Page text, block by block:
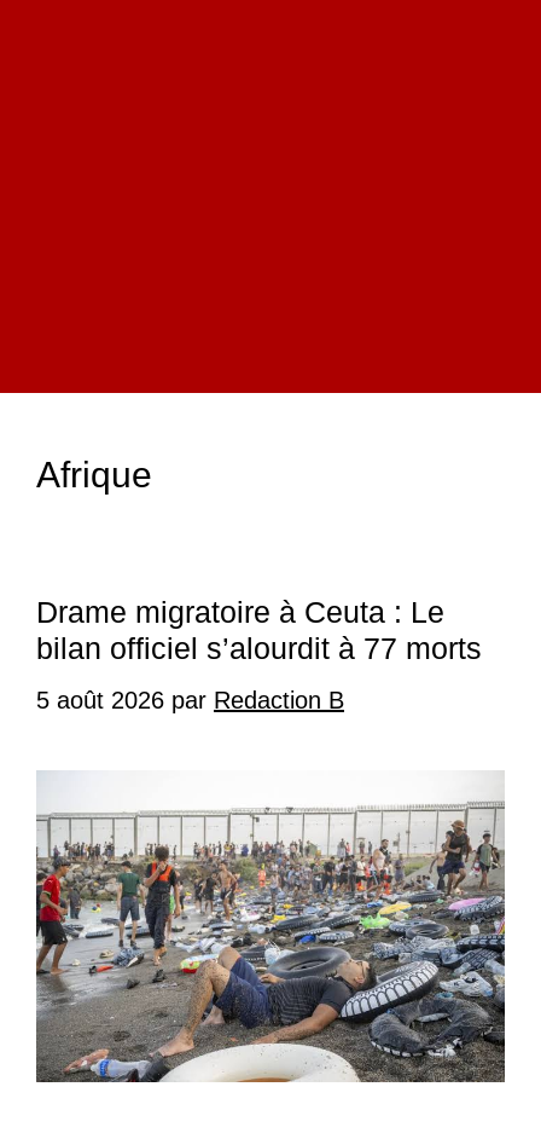
Afrique
Drame migratoire à Ceuta : Le
bilan officiel s’alourdit à 77 morts
5 août 2026 par Redaction B